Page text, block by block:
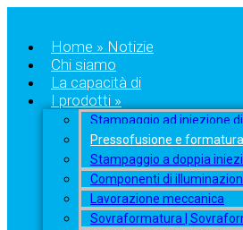
Home » Notizie
Chi siamo
La capacità di
I prodotti »
Stampaggio ad iniezione
Pressofusione e formatura
Stampaggio a doppia
Componenti di
Lavorazione meccanica
Sovraformatura |